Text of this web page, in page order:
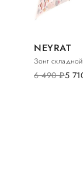
NEYRAT
Зонт складной
6 490руб.5